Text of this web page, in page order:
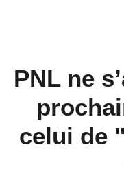
PNL ne
celui de